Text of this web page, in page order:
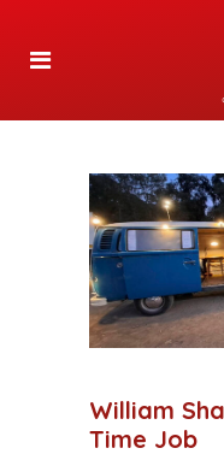
William
Time Job